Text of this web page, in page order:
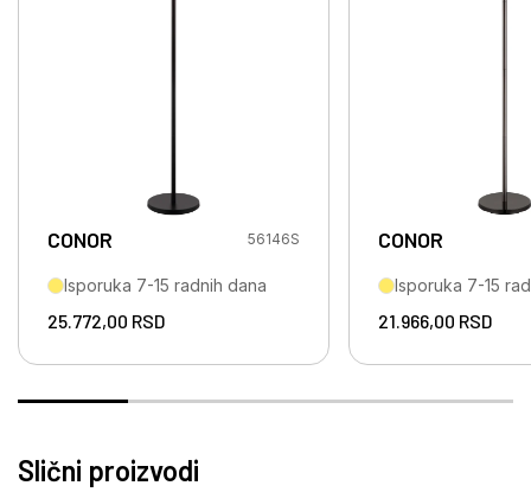
CONOR 56146S
Isporuka 7-15 radnih dana
25.772,00 RSD
CONOR
Isporuka 7-15
21.966,00 RSD
Slični proizvodi